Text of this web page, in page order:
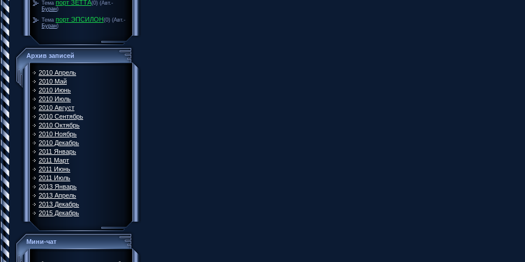
Тема порт ЗЕТТА(0) (Авт.-
Буран)
Тема порт ЭПСИЛОН(0) (Авт.-
Буран)
Архив записей
2010 Апрель
2010 Май
2010 Июнь
2010 Июль
2010 Август
2010 Сентябрь
2010 Октябрь
2010 Ноябрь
2010 Декабрь
2011 Январь
2011 Март
2011 Июнь
2011 Июль
2013 Январь
2013 Апрель
2013 Декабрь
2015 Декабрь
Мини-чат